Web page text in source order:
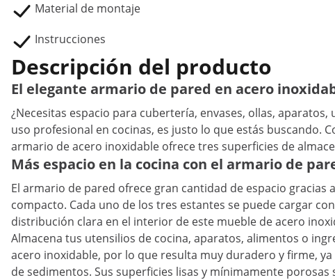
Material de montaje
Instrucciones
Descripción del producto
El elegante armario de pared en acero
¿Necesitas espacio para cubertería, envases, ollas,
uso profesional en cocinas, es justo lo que estás buscando.
armario de acero inoxidable ofrece tres superficies de
Más espacio en la cocina con el armario de
El armario de pared ofrece gran cantidad de espacio gracias
compacto. Cada uno de los tres estantes se puede cargar
distribución clara en el interior de este mueble de acero
Almacena tus utensilios de cocina, aparatos, alimentos o
acero inoxidable, por lo que resulta muy duradero y firme,
de sedimentos. Sus superficies lisas y mínimamente